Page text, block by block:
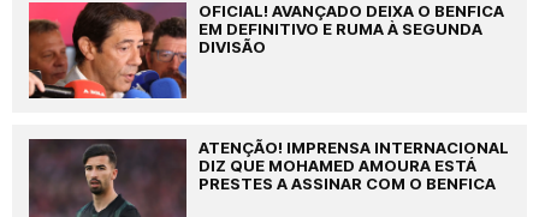
OFICIAL! AVANÇADO DEIXA O BENFICA
EM DEFINITIVO E RUMA À SEGUNDA
DIVISÃO
ATENÇÃO! IMPRENSA INTERNACIONAL
DIZ QUE MOHAMED AMOURA ESTÁ
PRESTES A ASSINAR COM O BENFICA